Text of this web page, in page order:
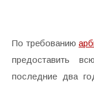
По требованию
предоставить
последние два